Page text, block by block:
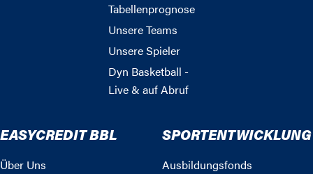
Tabellenprognose
Unsere Teams
Unsere Spieler
Dyn Basketball -
Live & auf Abruf
EASYCREDIT BBL
Über Uns
SPORTENTWICKLUNG
Ausbildungsfonds